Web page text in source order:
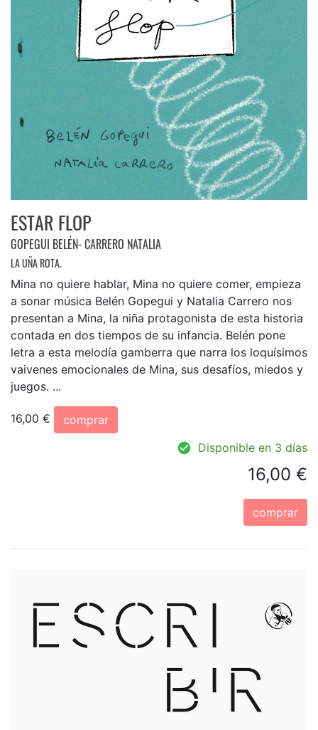
ESTAR FLOP
GOPEGUI BELÉN- CARRERO NATALIA
LA UÑA ROTA.
Mina no quiere hablar, Mina no quiere comer, empieza
a sonar música Belén Gopegui y Natalia Carrero nos
presentan a Mina, la niña protagonista de esta historia
contada en dos tiempos de su infancia. Belén pone
letra a esta melodía gamberra que narra los loquísimos
vaivenes emocionales de Mina, sus desafíos, miedos y
juegos. ...
16,00 €
comprar
Disponible en 3 días
16,00 €
comprar